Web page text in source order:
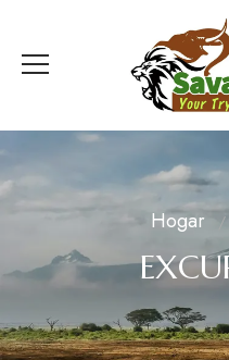
Hogar